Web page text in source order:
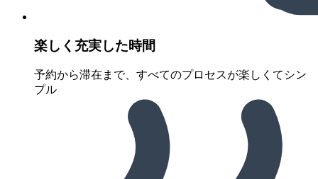
楽しく充実した時間
予約から滞在まで、すべてのプロセスが楽しくてシン
プル